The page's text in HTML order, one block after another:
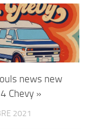
news new
Chevy »
2021